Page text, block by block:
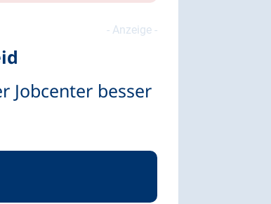
Jobcenter besser